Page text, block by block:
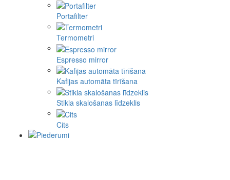
Portafilter
Termometri
Espresso mirror
Kafijas automāta tīrīšana
Stikla skalošanas līdzeklis
Cits